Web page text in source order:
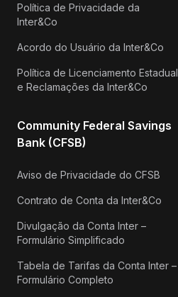
Política de Privacidade da
Inter&Co
Acordo do Usuário da Inter&Co
Política de Licenciamento Estadual
e Reclamações da Inter&Co
Community Federal Savings
Bank (CFSB)
Aviso de Privacidade do CFSB
Contrato de Conta da Inter&Co
Divulgação da Conta Inter –
Formulário Simplificado
Tabela de Tarifas da Conta Inter –
Formulário Completo